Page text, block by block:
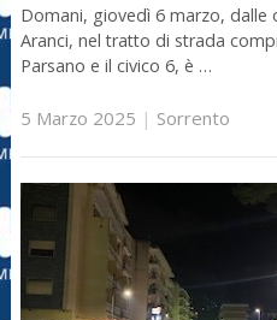
Domani, giovedì 6 marzo, dalle
Aranci, nel tratto di strada
Parsano e il civico 6, è …
5 Marzo 2025 | Sorrento